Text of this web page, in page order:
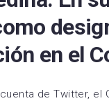
en el
de Twitter, el